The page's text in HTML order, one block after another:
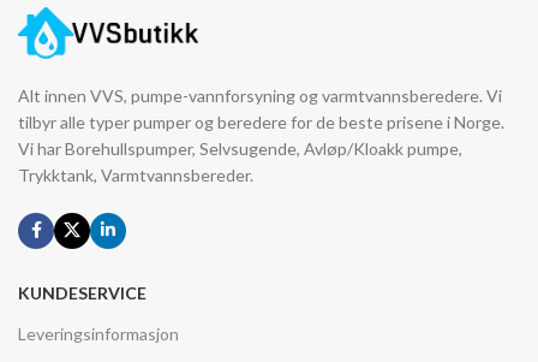
Alt innen VVS, pumpe-vannforsyning og varmtvannsberedere. Vi
tilbyr alle typer pumper og beredere for de beste prisene i Norge.
Vi har Borehullspumper, Selvsugende, Avløp/Kloakk pumpe,
Trykktank, Varmtvannsbereder.
KUNDESERVICE
Leveringsinformasjon